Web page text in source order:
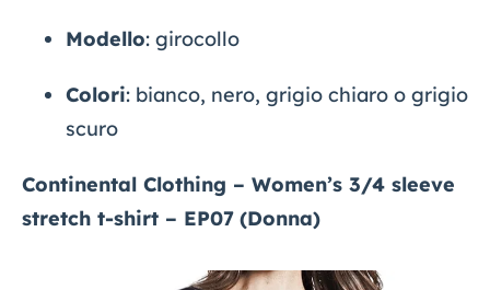
Modello: girocollo
Colori: bianco, nero, grigio chiaro o grigio
scuro
Continental Clothing – Women’s 3/4 sleeve
stretch t-shirt – EP07 (Donna)